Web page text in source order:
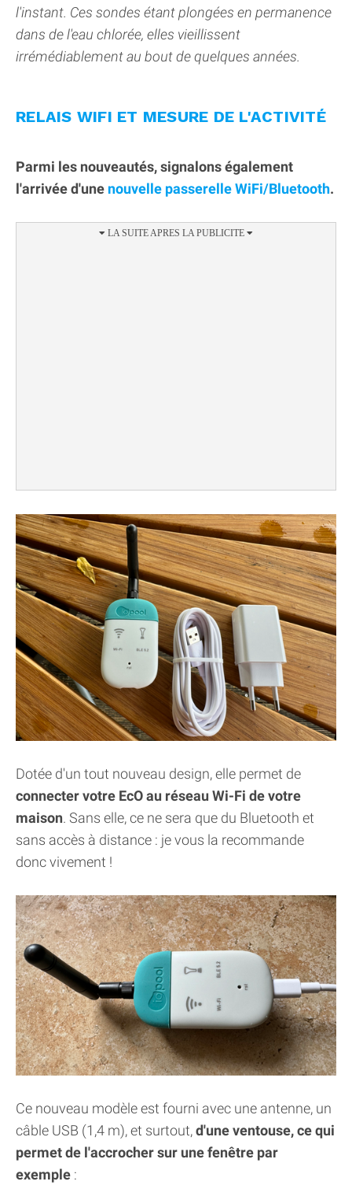
l'instant. Ces sondes étant plongées en permanence
dans de l'eau chlorée, elles vieillissent
irrémédiablement au bout de quelques années.
RELAIS WIFI ET MESURE DE L'ACTIVITÉ
Parmi les nouveautés, signalons également
l'arrivée d'une nouvelle passerelle WiFi/Bluetooth.
Dotée d'un tout nouveau design, elle permet de
connecter votre EcO au réseau Wi-Fi de votre
maison. Sans elle, ce ne sera que du Bluetooth et
sans accès à distance : je vous la recommande
donc vivement !
Ce nouveau modèle est fourni avec une antenne, un
câble USB (1,4 m), et surtout,d'une ventouse, ce qui
permet de l'accrocher sur une fenêtre par
exemple :